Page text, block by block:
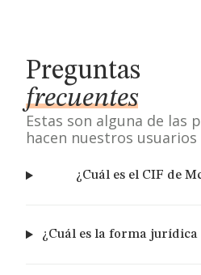
Preguntas
frecuentes
Estas son alguna de las
hacen nuestros usuarios
¿Cuál es el CIF de
¿Cuál es la forma jurídica